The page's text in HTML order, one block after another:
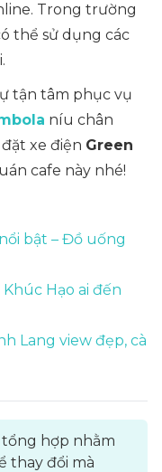
Trong trường
thể sử dụng các
tận tâm phục vụ
níu chân
xe điện Green
cafe này nhé!
bật – Đồ uống
Hạo ai đến
Lang view đẹp, cà
hợp nhằm
thay đổi mà